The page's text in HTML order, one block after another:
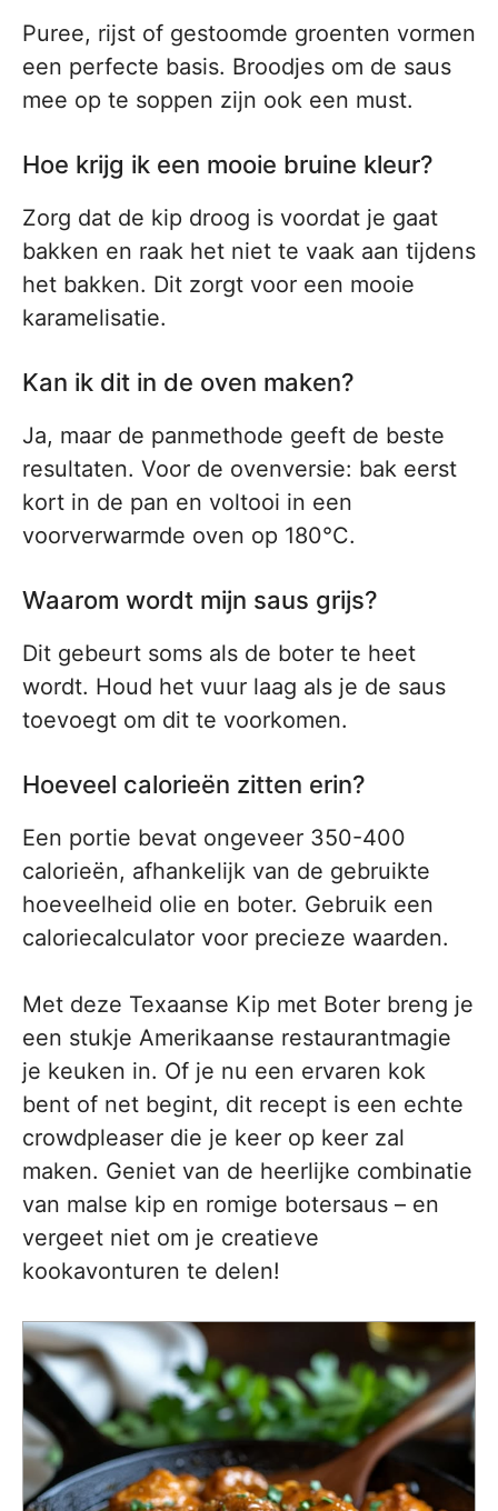
Puree, rijst of gestoomde groenten vormen
een perfecte basis. Broodjes om de saus
mee op te soppen zijn ook een must.
Hoe krijg ik een mooie bruine kleur?
Zorg dat de kip droog is voordat je gaat
bakken en raak het niet te vaak aan tijdens
het bakken. Dit zorgt voor een mooie
karamelisatie.
Kan ik dit in de oven maken?
Ja, maar de panmethode geeft de beste
resultaten. Voor de ovenversie: bak eerst
kort in de pan en voltooi in een
voorverwarmde oven op 180°C.
Waarom wordt mijn saus grijs?
Dit gebeurt soms als de boter te heet
wordt. Houd het vuur laag als je de saus
toevoegt om dit te voorkomen.
Hoeveel calorieën zitten erin?
Een portie bevat ongeveer 350-400
calorieën, afhankelijk van de gebruikte
hoeveelheid olie en boter. Gebruik een
caloriecalculator voor precieze waarden.
Met deze Texaanse Kip met Boter breng je
een stukje Amerikaanse restaurantmagie
je keuken in. Of je nu een ervaren kok
bent of net begint, dit recept is een echte
crowdpleaser die je keer op keer zal
maken. Geniet van de heerlijke combinatie
van malse kip en romige botersaus – en
vergeet niet om je creatieve
kookavonturen te delen!